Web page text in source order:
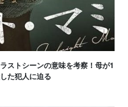
ストシーンの意味を考察！母が1
た犯人に迫る